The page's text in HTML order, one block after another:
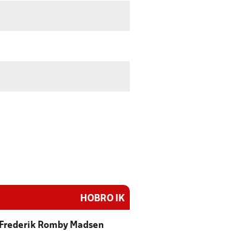
HOBRO IK
Frederik Romby Madsen